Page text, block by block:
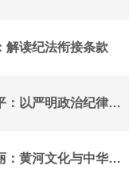
解读纪法衔接条款
【微视频】程晓平：以严明政治纪律带动党的纪律全面从严
【微视频】宋朝丽：黄河文化与中华民族起源